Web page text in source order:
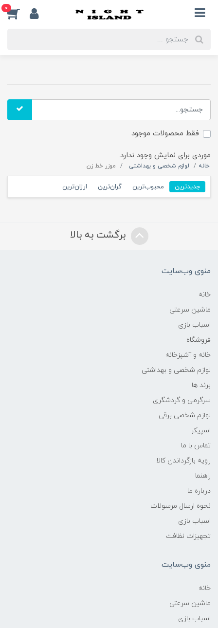
0
فقط محصولات موجود
موردی برای نمایش وجود ندارد.
خانه لوازم شخصی و بهداشتی موزر خط زن
جدیدترین محبوب‌ترین گران‌ترین ارزان‌ترین
برگشت به بالا
منوی وب‌سایت
خانه
ماشین سرعتی
اسباب بازی
فروشگاه
خانه و آشپزخانه
لوازم شخصی و بهداشتی
برند ها
سرگرمی و گردشگری
لوازم شخصی برقی
اسپیکر
تماس با ما
رویه بازگرداندن کالا
راهنما
درباره ما
نحوه ارسال مرسولات
اسباب بازی
تجهیزات نظافت
منوی وب‌سایت
خانه
ماشین سرعتی
اسباب بازی